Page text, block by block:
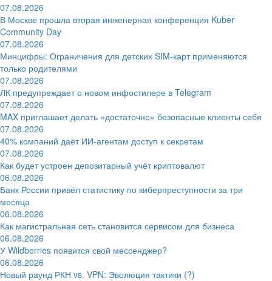
07.08.2026
В Москве прошла вторая инженерная конференция Kuber
Community Day
07.08.2026
Минцифры: Ограничения для детских SIM-карт применяются
только родителями
07.08.2026
ЛК предупреждает о новом инфостилере в Telegram
07.08.2026
MAX приглашает делать «достаточно» безопасные клиенты себя
07.08.2026
40% компаний даёт ИИ‑агентам доступ к секретам
07.08.2026
Как будет устроен депозитарный учёт криптовалют
06.08.2026
Банк России привёл статистику по киберпреступности за три
месяца
06.08.2026
Как магистральная сеть становится сервисом для бизнеса
06.08.2026
У Wildberries появится свой мессенджер?
06.08.2026
Новый раунд РКН vs. VPN: Эволюция тактики (?)